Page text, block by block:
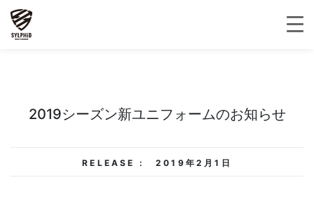
2019シーズン新ユニフォームのお知らせ
RELEASE : 2019年2月1日